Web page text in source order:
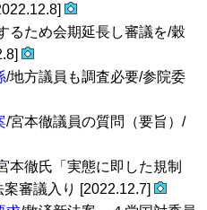
るため会期延長し審議を/穀
/地方議員も調査必要/参院委
/宮本徹議員の質問（要旨）/
本徹氏「実態に即した規制
審議入り [2022.12.7]